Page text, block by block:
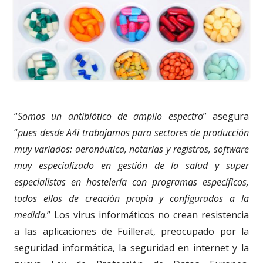
“Somos un antibiótico de amplio espectro” asegura
“pues desde A4i trabajamos para sectores de producción
muy variados: aeronáutica, notarías y registros, software
muy especializado en gestión de la salud y super
especialistas en hostelería con programas específicos,
todos ellos de creación propia y configurados a la
medida.” Los virus informáticos no crean resistencia
a las aplicaciones de Fuillerat, preocupado por la
seguridad informática, la seguridad en internet y la